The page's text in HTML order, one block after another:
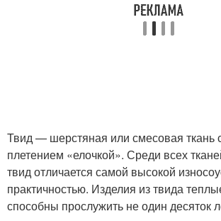
Твид — шерстяная или смесовая ткань
плетением «елочкой». Среди всех
твид отличается самой высокой
практичностью. Изделия из твида
способны прослужить не один десяток